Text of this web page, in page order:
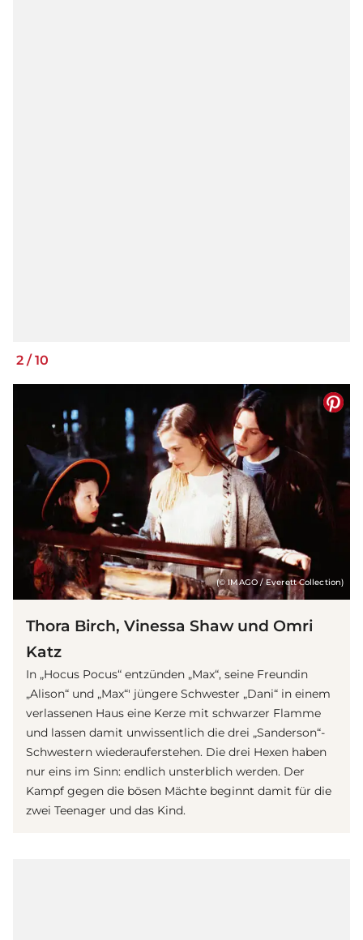
2 / 10
(© IMAGO / Everett Collection)
Thora Birch, Vinessa Shaw und Omri
Katz
In „Hocus Pocus“ entzünden „Max“, seine Freundin
„Alison“ und „Max“' jüngere Schwester „Dani“ in einem
verlassenen Haus eine Kerze mit schwarzer Flamme
und lassen damit unwissentlich die drei „Sanderson“-
Schwestern wiederauferstehen. Die drei Hexen haben
nur eins im Sinn: endlich unsterblich werden. Der
Kampf gegen die bösen Mächte beginnt damit für die
zwei Teenager und das Kind.